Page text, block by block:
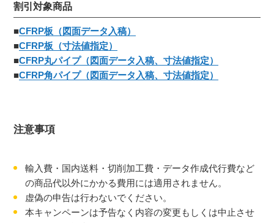
割引対象商品
■CFRP板（図面データ入稿）
■CFRP板（寸法値指定）
■CFRP丸パイプ（図面データ入稿、寸法値指定）
■CFRP角パイプ（図面データ入稿、寸法値指定）
注意事項
輸入費・国内送料・切削加工費・データ作成代行費など
の商品代以外にかかる費用には適用されません。
虚偽の申告は行わないでください。
本キャンペーンは予告なく内容の変更もしくは中止させ